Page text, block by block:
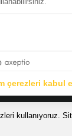
kullanıyoruz.